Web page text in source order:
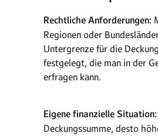
Rechtliche Anforderungen:
Regionen oder
Untergrenze für die
festgelegt, die man in der
erfragen kann.
Eigene finanzielle Situation:
Deckungssumme, desto